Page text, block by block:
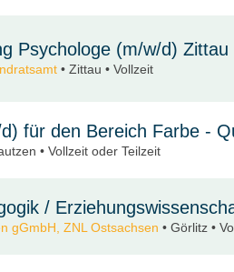
Psychologe (m/w/d) Zittau
• Zittau • Vollzeit
für den Bereich Farbe -
• Vollzeit oder Teilzeit
/
gGmbH, ZNL Ostsachsen • Görlitz •